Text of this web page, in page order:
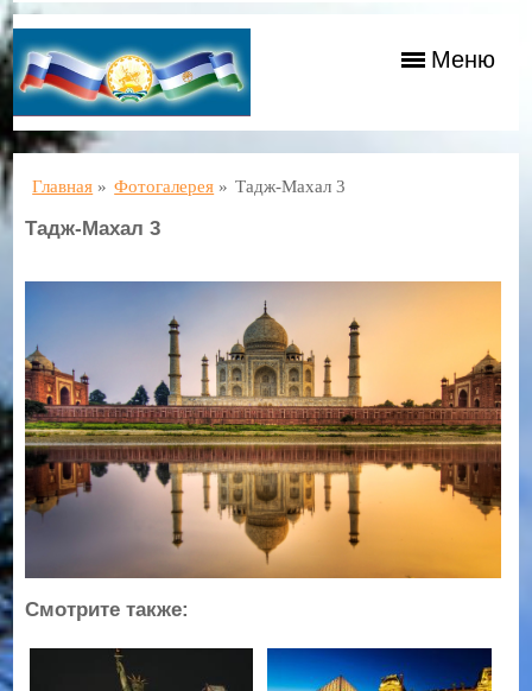
Меню
Главная » Фотогалерея » Тадж-Махал 3
Тадж-Махал 3
Смотрите также: